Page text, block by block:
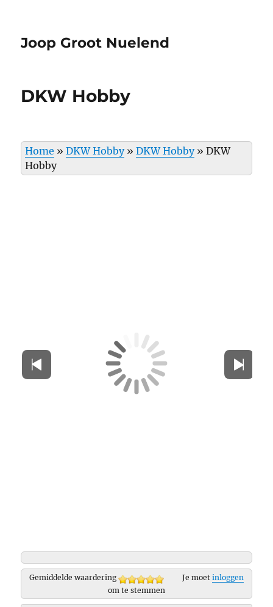
Joop Groot Nuelend
DKW Hobby
Home »DKW Hobby»DKW Hobby»DKW
Hobby
Gemiddelde waardering Je moet inloggen
om te stemmen